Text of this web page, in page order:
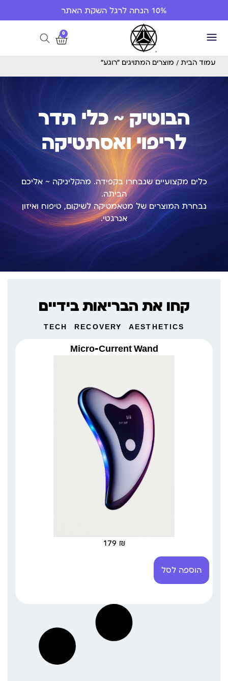
10% הנחה לרגל השקת האתר
0
עמוד הבית / מוצרים המתויגים “רוגע”
הבוטיק ~ כלי תדר
לריפוי ואסתטיקה
כלים מקצועיים שנבחרו בקפידה. מהקליניקה ~ אליכם
הביתה.
נבחרת המוצרים של מטאמטיקה לשיקום, טיפוח ואיזון
אנרגטי.
קחו את הבריאות בידיים
AESTHETICS
RECOVERY
TECH
Micro-Current Wand
179 ₪
הוספה לסל